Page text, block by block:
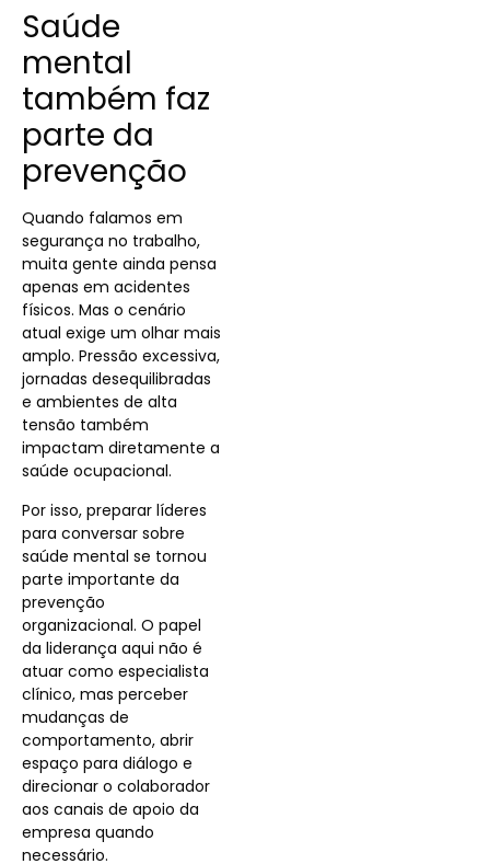
Saúde
mental
também faz
parte da
prevenção
Quando falamos em
segurança no trabalho,
muita gente ainda pensa
apenas em acidentes
físicos. Mas o cenário
atual exige um olhar mais
amplo. Pressão excessiva,
jornadas desequilibradas
e ambientes de alta
tensão também
impactam diretamente a
saúde ocupacional.
Por isso, preparar líderes
para conversar sobre
saúde mental se tornou
parte importante da
prevenção
organizacional. O papel
da liderança aqui não é
atuar como especialista
clínico, mas perceber
mudanças de
comportamento, abrir
espaço para diálogo e
direcionar o colaborador
aos canais de apoio da
empresa quando
necessário.